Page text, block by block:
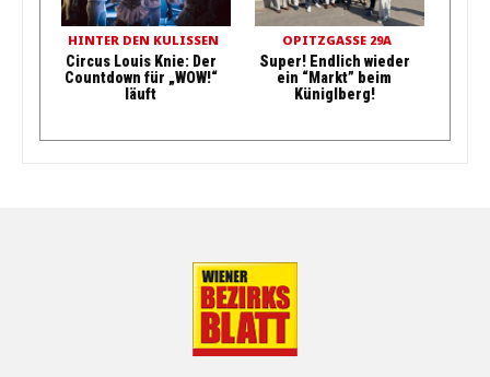
HINTER DEN KULISSEN
Circus Louis Knie: Der
Countdown für „WOW!“
läuft
OPITZGASSE 29A
Super! Endlich wieder
ein “Markt” beim
Küniglberg!